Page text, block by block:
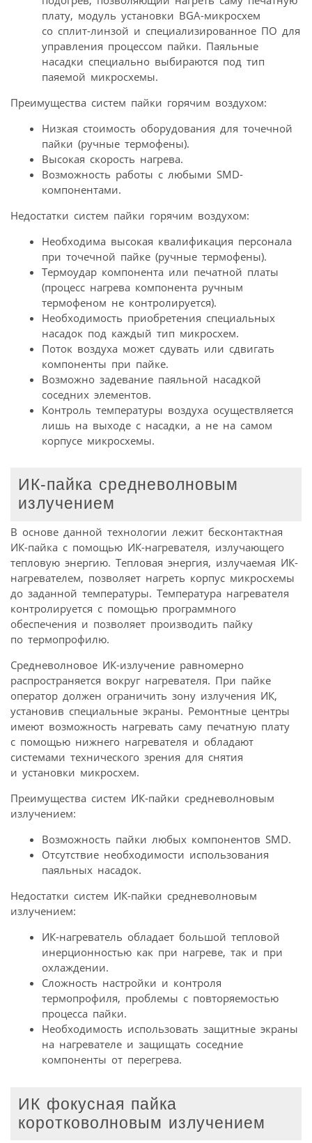
плату, модуль установки BGA-микросхем
со сплит-линзой и специализированное ПО для
управления процессом пайки. Паяльные
насадки специально выбираются под тип
паяемой микросхемы.
Преимущества систем пайки горячим воздухом:
Низкая стоимость оборудования для точечной
пайки (ручные термофены).
Высокая скорость нагрева.
Возможность работы с любыми SMD-
компонентами.
Недостатки систем пайки горячим воздухом:
Необходима высокая квалификация персонала
при точечной пайке (ручные термофены).
Термоудар компонента или печатной платы
(процесс нагрева компонента ручным
термофеном не контролируется).
Необходимость приобретения специальных
насадок под каждый тип микросхем.
Поток воздуха может сдувать или сдвигать
компоненты при пайке.
Возможно задевание паяльной насадкой
соседних элементов.
Контроль температуры воздуха осуществляется
лишь на выходе с насадки, а не на самом
корпусе микросхемы.
ИК-пайка средневолновым
излучением
В основе данной технологии лежит бесконтактная
ИК-пайка с помощью ИК-нагревателя, излучающего
тепловую энергию. Тепловая энергия, излучаемая ИК-
нагревателем, позволяет нагреть корпус микросхемы
до заданной температуры. Температура нагревателя
контролируется с помощью программного
обеспечения и позволяет производить пайку
по термопрофилю.
Средневолновое ИК-излучение равномерно
распространяется вокруг нагревателя. При пайке
оператор должен ограничить зону излучения ИК,
установив специальные экраны. Ремонтные центры
имеют возможность нагревать саму печатную плату
с помощью нижнего нагревателя и обладают
системами технического зрения для снятия
и установки микросхем.
Преимущества систем ИК-пайки средневолновым
излучением:
Возможность пайки любых компонентов SMD.
Отсутствие необходимости использования
паяльных насадок.
Недостатки систем ИК-пайки средневолновым
излучением:
ИК-нагреватель обладает большой тепловой
инерционностью как при нагреве, так и при
охлаждении.
Сложность настройки и контроля
термопрофиля, проблемы с повторяемостью
процесса пайки.
Необходимость использовать защитные экраны
на нагревателе и защищать соседние
компоненты от перегрева.
ИК фокусная пайка
коротковолновым излучением